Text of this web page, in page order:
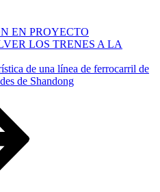
EN PROYECTO
LOS TRENES A LA
de una línea de ferrocarril de
de Shandong